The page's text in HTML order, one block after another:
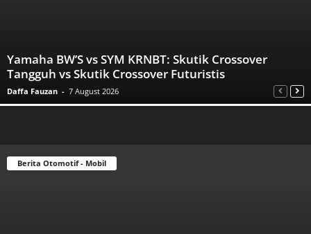
Yamaha BW’S vs SYM KRNBT: Skutik Crossover
Tangguh vs Skutik Crossover Futuristis
Daffa Fauzan - 7 August 2026
Berita Otomotif - Mobil